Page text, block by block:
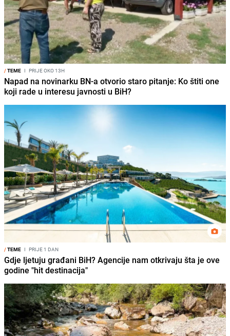
/TEME I PRIJE OKO 13H
Napad na novinarku BN-a otvorio staro pitanje: Ko štiti one
koji rade u interesu javnosti u BiH?
/TEME I PRIJE 1 DAN
Gdje ljetuju građani BiH? Agencije nam otkrivaju šta je ove
godine "hit destinacija"